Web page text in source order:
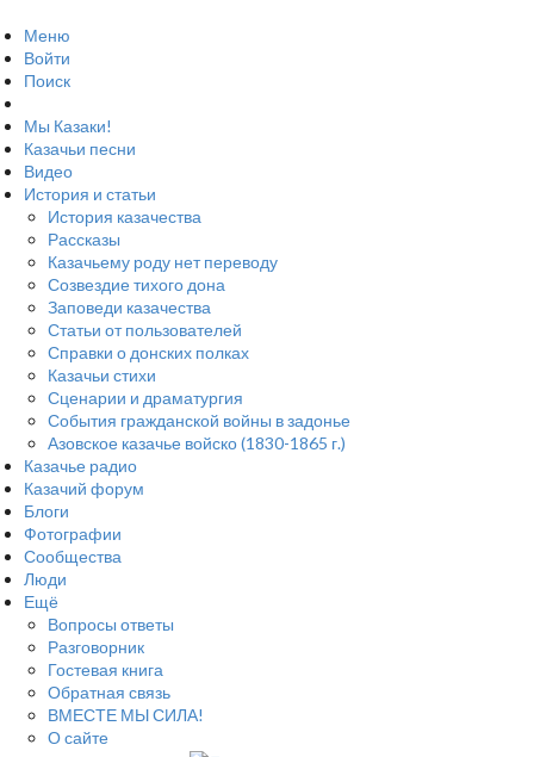
Меню
Войти
Поиск
Мы Казаки!
Казачьи песни
Видео
История и статьи
История казачества
Рассказы
Казачьему роду нет переводу
Созвездие тихого дона
Заповеди казачества
Статьи от пользователей
Справки о донских полках
Казачьи стихи
Сценарии и драматургия
События гражданской войны в задонье
Азовское казачье войско (1830-1865 г.)
Казачье радио
Казачий форум
Блоги
Фотографии
Сообщества
Люди
Ещё
Вопросы ответы
Разговорник
Гостевая книга
Обратная связь
ВМЕСТЕ МЫ СИЛА!
О сайте